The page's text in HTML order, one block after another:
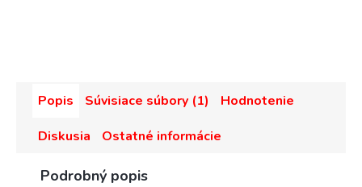
Popis Súvisiace súbory (1)
Hodnotenie
Diskusia
Ostatné informácie
Podrobný popis